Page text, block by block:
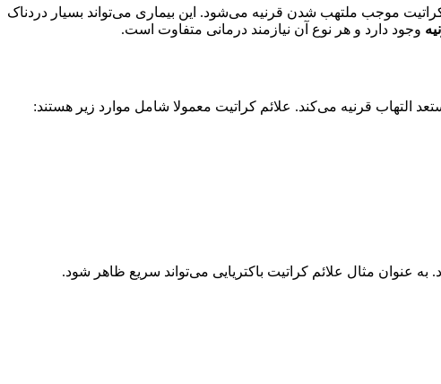
موجب ملتهب شدن قرنیه می‌شود. این بیماری می‌تواند بسیار دردناک
وجود دارد و هر نوع آن نیازمند درمانی متفاوت است.
قرنیه می‌کند. علائم کراتیت معمولا شامل موارد زیر هستند:
عنوان مثال علائم کراتیت باکتریایی می‌تواند سریع ظاهر شود.